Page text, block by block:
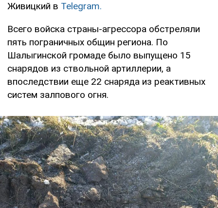
Живицкий в Telegram.
Всего войска страны-агрессора обстреляли
пять пограничных общин региона. По
Шалыгинской громаде было выпущено 15
снарядов из ствольной артиллерии, а
впоследствии еще 22 снаряда из реактивных
систем залпового огня.